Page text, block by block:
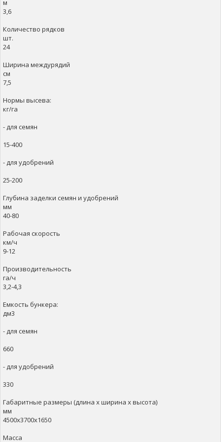
м
3,6
Количество рядков
шт.
24
Ширина междурядий
см
7,5
Нормы высева:
кг/га
- для семян
15-400
- для удобрений
25-200
Глубина заделки семян и удобрений
мм
40-80
Рабочая скорость
км/ч
9-12
Производительность
га/ч
3,2-4,3
Емкость бункера:
дм3
- для семян
660
- для удобрений
330
Габаритные размеры (длина х ширина х высота)
мм
4500х3700х1650
Масса